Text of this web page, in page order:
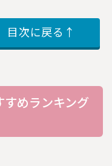
目次に戻る↑
めランキング